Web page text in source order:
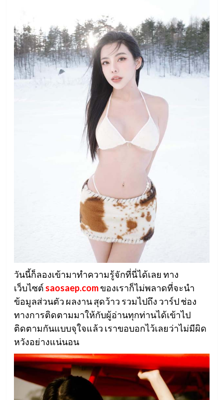
วันนี้ก็ลองเข้ามาทำความรู้จักที่นี่ได้เลย ทาง
เว็บไซต์ saosaep.comของเราก็ไม่พลาดที่จะนำ
ข้อมูลส่วนตัว ผลงาน สุดว้าว รวมไปถึง วาร์ป ช่อง
ทางการติดตามมาให้กับผู้อ่านทุกท่านได้เข้าไป
ติดตามกันแบบจุใจแล้ว เราขอบอกไว้เลยว่าไม่มีผิด
หวังอย่างแน่นอน